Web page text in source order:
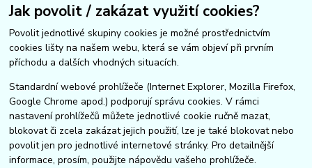
Jak povolit / zakázat využití cookies?
Povolit jednotlivé skupiny cookies je možné prostřednictvím
cookies lišty na našem webu, která se vám objeví při prvním
příchodu a dalších vhodných situacích.
Standardní webové prohlížeče (Internet Explorer, Mozilla Firefox,
Google Chrome apod.) podporují správu cookies. V rámci
nastavení prohlížečů můžete jednotlivé cookie ručně mazat,
blokovat či zcela zakázat jejich použití, lze je také blokovat nebo
povolit jen pro jednotlivé internetové stránky. Pro detailnější
informace, prosím, použijte nápovědu vašeho prohlížeče.